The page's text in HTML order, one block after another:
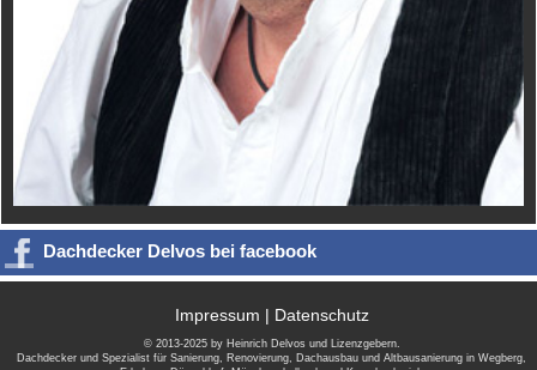
Dachdecker Delvos bei facebook
Impressum | Datenschutz
© 2013-2025 by Heinrich Delvos und Lizenzgebern.
Dachdecker und Spezialist für Sanierung, Renovierung, Dachausbau und Altbausanierung in Wegberg,